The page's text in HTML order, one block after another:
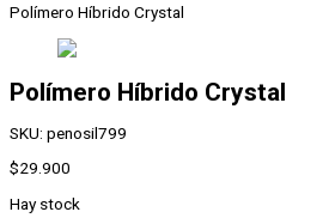
Polímero Híbrido Crystal
Polímero Híbrido Crystal
SKU: penosil799
$29.900
Hay stock